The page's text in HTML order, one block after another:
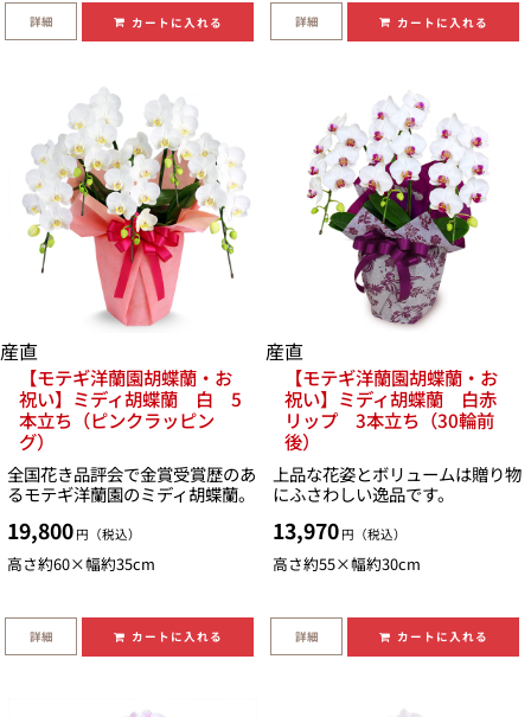
詳細 カートに入れる 詳細 カートに入れる
産直
【モテギ洋蘭園胡蝶蘭・お
祝い】ミディ胡蝶蘭 白 5
本立ち（ピンクラッピン
グ）
全国花き品評会で金賞受賞歴のあ
るモテギ洋蘭園のミディ胡蝶蘭。
19,800 円（税込）
高さ約60×幅約35cm
詳細 カートに入れる
産直
【モテギ洋蘭園胡蝶蘭・お
祝い】ミディ胡蝶蘭 白赤
リップ 3本立ち（30輪前
後）
上品な花姿とボリュームは贈り物
にふさわしい逸品です。
13,970 円（税込）
高さ約55×幅約30cm
詳細 カートに入れる